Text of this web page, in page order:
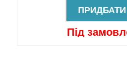
ПРИДБАТИ
Під